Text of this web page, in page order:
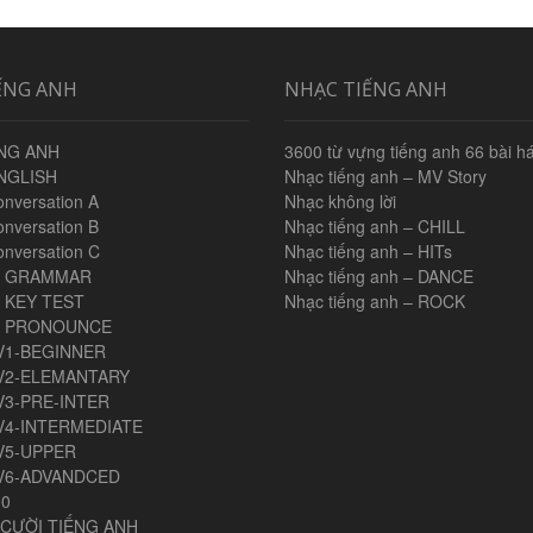
ANH
ANH
A
B
C
GRAMMAR
TEST
BEGINNER
ELEMANTARY
PRE-INTER
INTERMEDIATE
UPPER
ADVANDCED
TIẾNG ANH
NHẠC TIẾNG ANH
3600 từ vựng tiếng anh 66 bài
Nhạc tiếng anh – MV Story
Nhạc không lời
Nhạc tiếng anh – CHILL
Nhạc tiếng anh – HITs
Nhạc tiếng anh – DANCE
Nhạc tiếng anh – ROCK